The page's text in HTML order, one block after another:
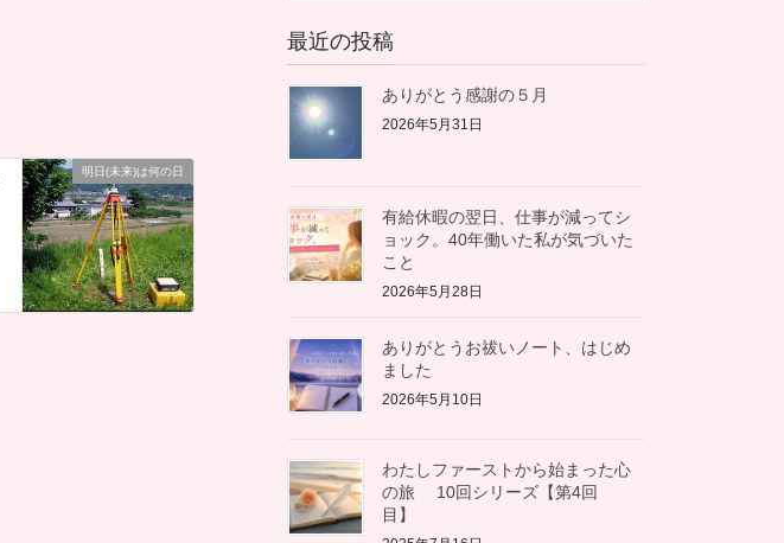
明日(未来)は何の日
イ
ブ
最近の投稿
ありがとう感謝の５月
2026年5月31日
有給休暇の翌日、仕事が減ってシ
ョック。40年働いた私が気づいた
こと
2026年5月28日
ありがとうお祓いノート、はじめ
ました
2026年5月10日
わたしファーストから始まった心
の旅 10回シリーズ【第4回
目】